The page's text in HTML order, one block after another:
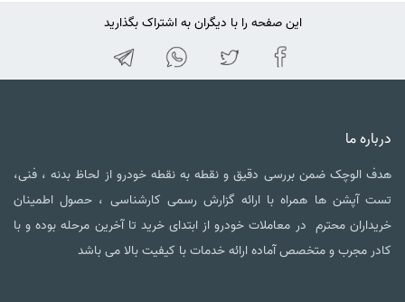
این صفحه را با دیگران به اشتراک بگذارید
درباره ما
هدف الوچک ضمن بررسی دقیق و نقطه به نقطه خودرو از لحاظ بدنه ، فنی،
تست آپشن ها همراه با ارائه گزارش رسمی کارشناسی ، حصول اطمینان
خریداران محترم در معاملات خودرو از ابتدای خرید تا آخرین مرحله بوده و با
کادر مجرب و متخصص آماده ارائه خدمات با کیفیت بالا می باشد